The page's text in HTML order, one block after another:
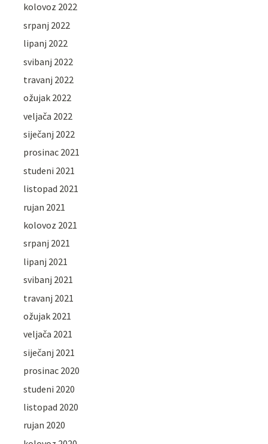
kolovoz 2022
srpanj 2022
lipanj 2022
svibanj 2022
travanj 2022
ožujak 2022
veljača 2022
siječanj 2022
prosinac 2021
studeni 2021
listopad 2021
rujan 2021
kolovoz 2021
srpanj 2021
lipanj 2021
svibanj 2021
travanj 2021
ožujak 2021
veljača 2021
siječanj 2021
prosinac 2020
studeni 2020
listopad 2020
rujan 2020